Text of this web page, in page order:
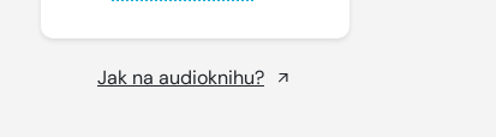
Jak na audioknihu?